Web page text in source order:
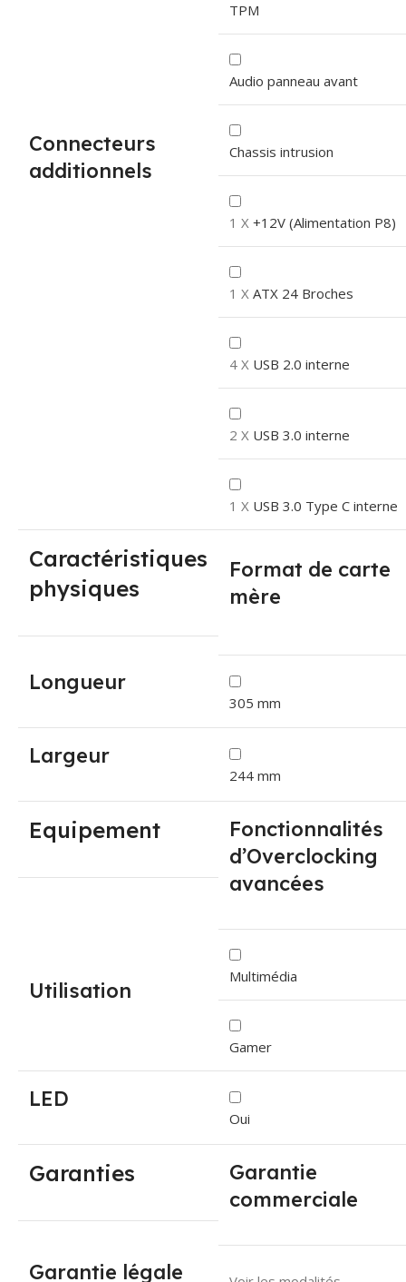
Connecteurs
additionnels
TPM
Audio panneau avant
Chassis intrusion
1 X +12V (Alimentation P8)
1 X ATX 24 Broches
4 X USB 2.0 interne
2 X USB 3.0 interne
1 X USB 3.0 Type C interne
Caractéristiques
physiques
Format de carte
mère
Longueur
305 mm
Largeur
244 mm
Equipement
Fonctionnalités
d’Overclocking
avancées
Utilisation
Multimédia
Gamer
LED
Oui
Garanties
Garantie
commerciale
Garantie légale